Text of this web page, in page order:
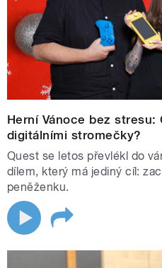
Herní Vánoce bez
digitálními stromečky?
Quest se letos převlékl do
dílem, který má jediný cíl:
peněženku.